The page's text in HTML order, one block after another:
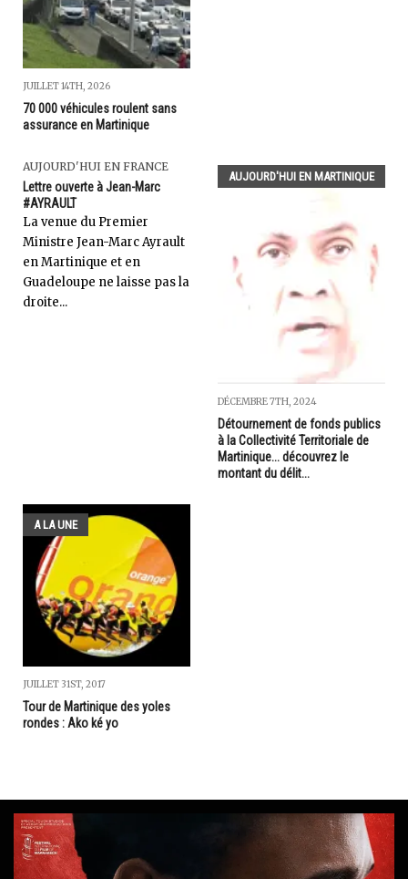
JUILLET 14TH, 2026
70 000 véhicules roulent sans
assurance en Martinique
AUJOURD'HUI EN FRANCE
Lettre ouverte à Jean-Marc
#AYRAULT
La venue du Premier
Ministre Jean-Marc Ayrault
en Martinique et en
Guadeloupe ne laisse pas la
droite...
AUJOURD'HUI EN MARTINIQUE
DÉCEMBRE 7TH, 2024
Détournement de fonds publics
à la Collectivité Territoriale de
Martinique... découvrez le
montant du délit...
A LA UNE
JUILLET 31ST, 2017
Tour de Martinique des yoles
rondes : Ako ké yo